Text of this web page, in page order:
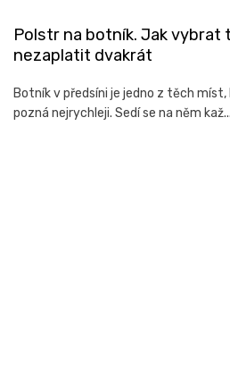
Polstr na botník. Jak vybrat
nezaplatit dvakrát
Botník v předsíni je jedno z těch
pozná nejrychleji. Sedí se na něm kaž...